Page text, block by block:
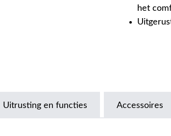
het
Uitrusting en functies Accessoires